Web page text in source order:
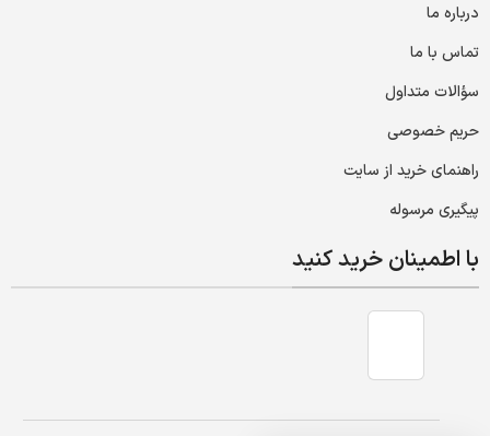
درباره ما
تماس با ما
سؤالات متداول
حریم خصوصی
راهنمای خرید از سایت
پیگیری مرسوله
با اطمینان خرید کنید